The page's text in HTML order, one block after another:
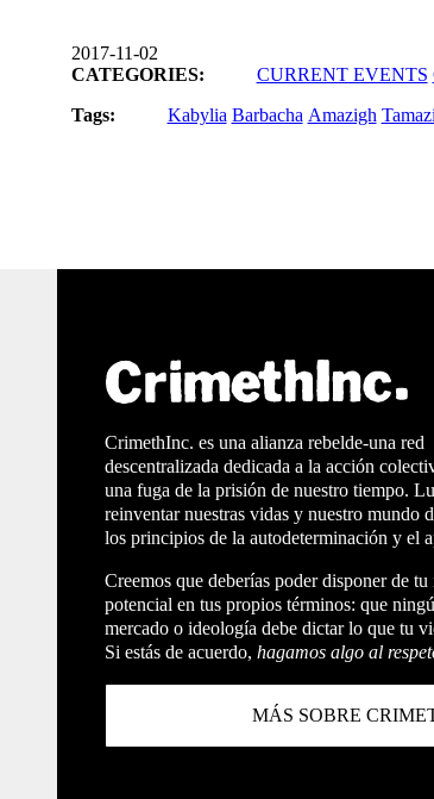
2017-11-02
CATEGORIES:
CURRENT EVENTS
Tags:
Kabylia Barbacha Amazigh
CrimethInc. es una alianza rebelde-una red
descentralizada dedicada a la acción
una fuga de la prisión de nuestro tiempo.
reinventar nuestras vidas y nuestro mundo
los principios de la autodeterminación y el
Creemos que deberías poder disponer de
potencial en tus propios términos: que
mercado o ideología debe dictar lo que tu
Si estás de acuerdo, hagamos algo al
MÁS SOBRE